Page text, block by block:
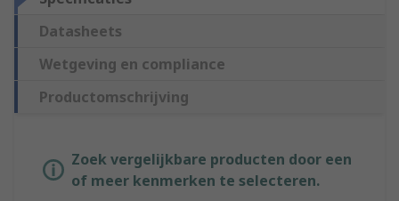
Datasheets
Wetgeving en compliance
Productomschrijving
Zoek vergelijkbare producten door een
of meer kenmerken te selecteren.